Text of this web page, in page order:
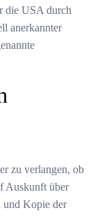
die USA durch
anerkannter
zu verlangen, ob
Auskunft über
und Kopie der